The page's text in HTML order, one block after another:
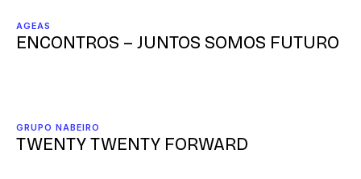
AGEAS
ENCONTROS – JUNTOS SOMOS FUTURO
GRUPO NABEIRO
TWENTY TWENTY FORWARD